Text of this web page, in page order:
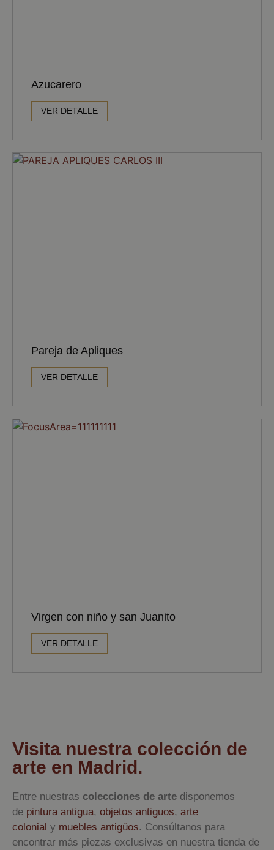
Azucarero
VER DETALLE
Pareja de Apliques
VER DETALLE
Virgen con niño y san Juanito
VER DETALLE
Visita nuestra colección de
arte en Madrid.
Entre nuestras colecciones de arte disponemos
de pintura antigua, objetos antiguos, arte
colonial y muebles antigüos. Consúltanos para
encontrar más piezas exclusivas en nuestra tienda de